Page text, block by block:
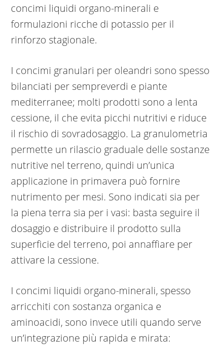
concimi liquidi organo-minerali e
formulazioni ricche di potassio per il
rinforzo stagionale.
I concimi granulari per oleandri sono spesso
bilanciati per sempreverdi e piante
mediterranee; molti prodotti sono a lenta
cessione, il che evita picchi nutritivi e riduce
il rischio di sovradosaggio. La granulometria
permette un rilascio graduale delle sostanze
nutritive nel terreno, quindi un’unica
applicazione in primavera può fornire
nutrimento per mesi. Sono indicati sia per
la piena terra sia per i vasi: basta seguire il
dosaggio e distribuire il prodotto sulla
superficie del terreno, poi annaffiare per
attivare la cessione.
I concimi liquidi organo-minerali, spesso
arricchiti con sostanza organica e
aminoacidi, sono invece utili quando serve
un’integrazione più rapida e mirata: